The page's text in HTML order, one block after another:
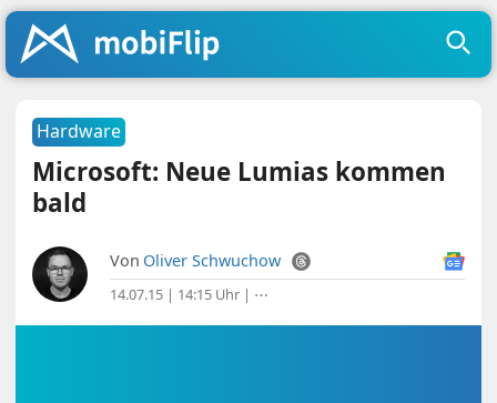
Hardware
Microsoft: Neue Lumias kommen
bald
Von Oliver Schwuchow
14.07.15 | 14:15 Uhr | ⋯